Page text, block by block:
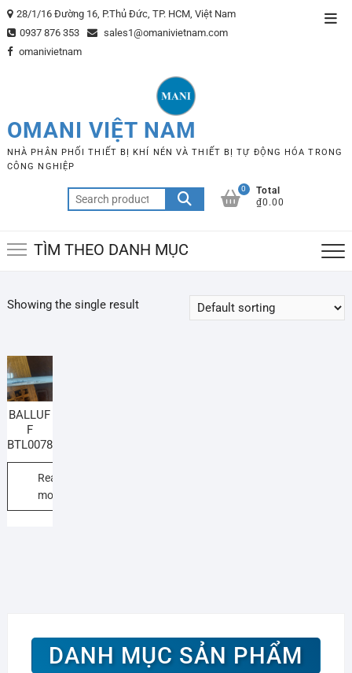
Skip
to
content
28/1/16 Đường 16, P.Thủ Đức, TP. HCM, Việt Nam
0937 876 353
sales1@omanivietnam.com
omanivietnam
OMANI VIỆT NAM
NHÀ PHÂN PHỐI THIẾT BỊ KHÍ NÉN VÀ THIẾT BỊ TỰ ĐỘNG HÓA TRONG
CÔNG NGHIỆP
Search
for:
0
Total
₫0.00
TÌM THEO DANH MỤC
Showing the single result
BALLUF
F
BTL0078
Read
more
DANH MỤC SẢN PHẨM